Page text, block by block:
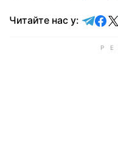
Читайте нас у: